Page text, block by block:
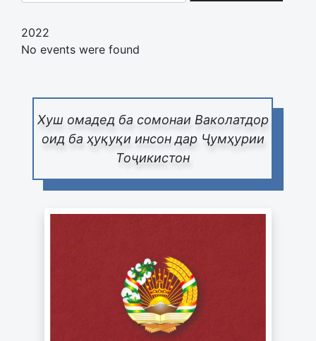
Хуш омадед ба сомонаи Ваколатдор
оид ба ҳуқуқи инсон дар Ҷумҳурии
Тоҷикистон
2022
No events were found